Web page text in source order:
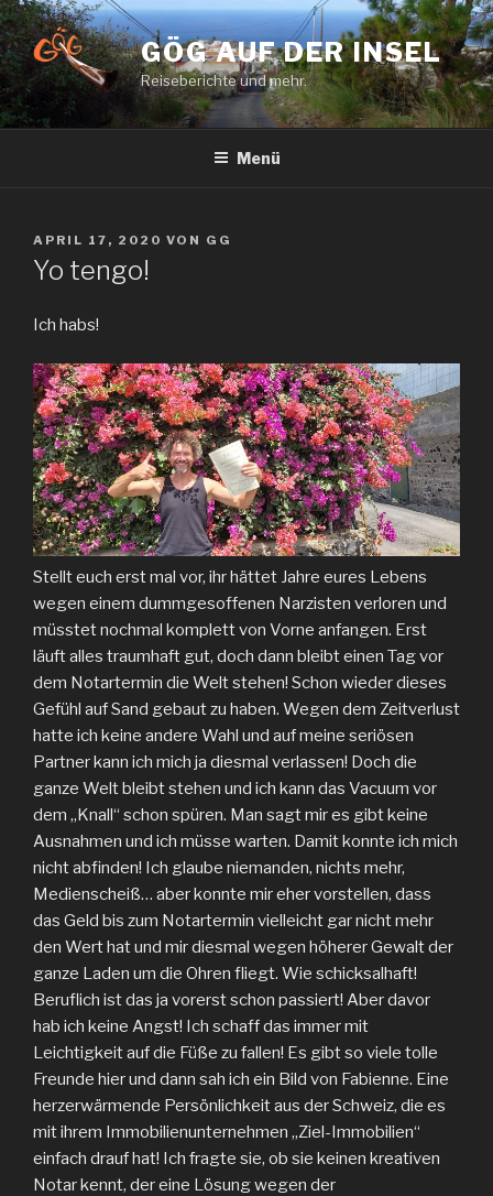
Zum
Inhalt
springen
GÖG AUF DER INSEL
Reiseberichte und mehr.
Menü
VERÖFFENTLICHT
AM
APRIL 17, 2020 VON GG
Yo tengo!
Ich habs!
Stellt euch erst mal vor, ihr hättet Jahre eures Lebens
wegen einem dummgesoffenen Narzisten verloren und
müsstet nochmal komplett von Vorne anfangen. Erst
läuft alles traumhaft gut, doch dann bleibt einen Tag vor
dem Notartermin die Welt stehen! Schon wieder dieses
Gefühl auf Sand gebaut zu haben. Wegen dem Zeitverlust
hatte ich keine andere Wahl und auf meine seriösen
Partner kann ich mich ja diesmal verlassen! Doch die
ganze Welt bleibt stehen und ich kann das Vacuum vor
dem „Knall“ schon spüren. Man sagt mir es gibt keine
Ausnahmen und ich müsse warten. Damit konnte ich mich
nicht abfinden! Ich glaube niemanden, nichts mehr,
Medienscheiß… aber konnte mir eher vorstellen, dass
das Geld bis zum Notartermin vielleicht gar nicht mehr
den Wert hat und mir diesmal wegen höherer Gewalt der
ganze Laden um die Ohren fliegt. Wie schicksalhaft!
Beruflich ist das ja vorerst schon passiert! Aber davor
hab ich keine Angst! Ich schaff das immer mit
Leichtigkeit auf die Füße zu fallen! Es gibt so viele tolle
Freunde hier und dann sah ich ein Bild von Fabienne. Eine
herzerwärmende Persönlichkeit aus der Schweiz, die es
mit ihrem Immobilienunternehmen „Ziel-Immobilien“
einfach drauf hat! Ich fragte sie, ob sie keinen kreativen
Notar kennt, der eine Lösung wegen der